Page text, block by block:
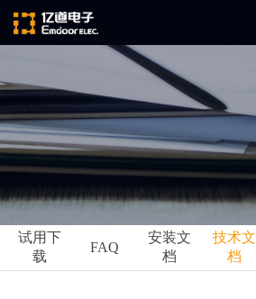
公司简介
发展历程
企业文化
ARM
Ansys
亿道动态
市场活动
试用下
载
FAQ
安装文
档
技术文
档